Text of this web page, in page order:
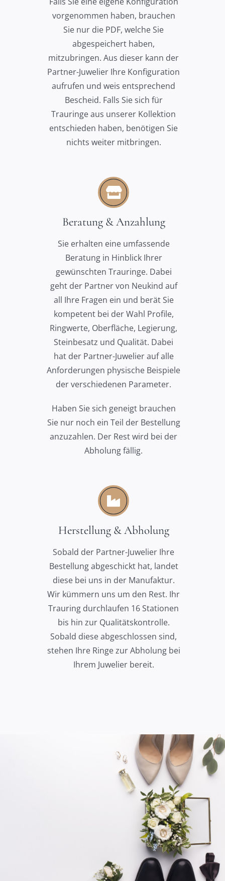
vorgenommen haben, brauchen
Sie nur die PDF, welche Sie
abgespeichert haben,
mitzubringen. Aus dieser kann der
Partner-Juwelier Ihre Konfiguration
aufrufen und weis entsprechend
Bescheid. Falls Sie sich für
Trauringe aus unserer Kollektion
entschieden haben, benötigen Sie
nichts weiter mitbringen.
Beratung & Anzahlung
Sie erhalten eine umfassende
Beratung in Hinblick Ihrer
gewünschten Trauringe. Dabei
geht der Partner von Neukind auf
all Ihre Fragen ein und berät Sie
kompetent bei der Wahl Profile,
Ringwerte, Oberfläche, Legierung,
Steinbesatz und Qualität. Dabei
hat der Partner-Juwelier auf alle
Anforderungen physische Beispiele
der verschiedenen Parameter.
Haben Sie sich geneigt brauchen
Sie nur noch ein Teil der Bestellung
anzuzahlen. Der Rest wird bei der
Abholung fällig.
Herstellung & Abholung
Sobald der Partner-Juwelier Ihre
Bestellung abgeschickt hat, landet
diese bei uns in der Manufaktur.
Wir kümmern uns um den Rest. Ihr
Trauring durchlaufen 16 Stationen
bis hin zur Qualitätskontrolle.
Sobald diese abgeschlossen sind,
stehen Ihre Ringe zur Abholung bei
Ihrem Juwelier bereit.